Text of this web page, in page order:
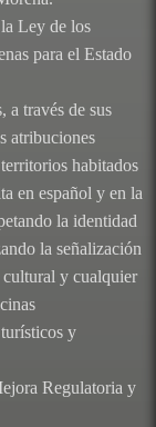
Ley de los
para el Estado
a través de sus
atribuciones
habitados
en español y en la
la identidad
la señalización
y cualquier
y
Regulatoria y